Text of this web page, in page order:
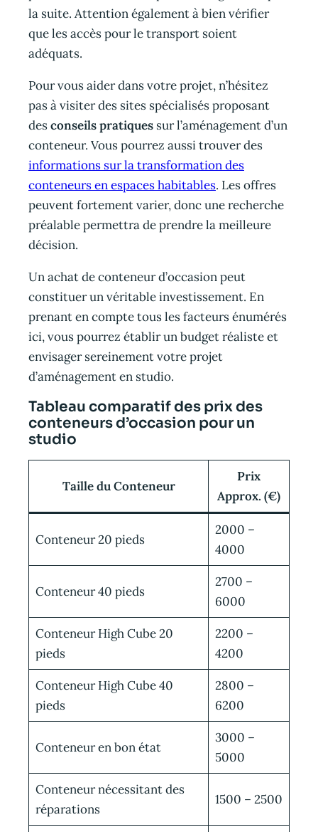
la suite. Attention également à bien vérifier
que les accès pour le transport soient
adéquats.
Pour vous aider dans votre projet, n’hésitez
pas à visiter des sites spécialisés proposant
desconseils pratiques sur l’aménagement d’un
conteneur. Vous pourrez aussi trouver des
informations sur la transformation des
conteneurs en espaces habitables. Les offres
peuvent fortement varier, donc une recherche
préalable permettra de prendre la meilleure
décision.
Un achat de conteneur d’occasion peut
constituer un véritable investissement. En
prenant en compte tous les facteurs énumérés
ici, vous pourrez établir un budget réaliste et
envisager sereinement votre projet
d’aménagement en studio.
Tableau comparatif des prix des
conteneurs d’occasion pour un
studio
Taille du Conteneur
Prix
Approx. (€)
Conteneur 20 pieds
2000 –
4000
Conteneur 40 pieds
2700 –
6000
Conteneur High Cube 20
pieds
2200 –
4200
Conteneur High Cube 40
pieds
2800 –
6200
Conteneur en bon état
3000 –
5000
Conteneur nécessitant des
réparations
1500 – 2500